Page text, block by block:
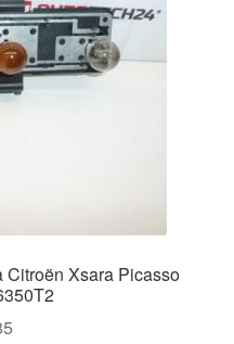
Xsara Picasso